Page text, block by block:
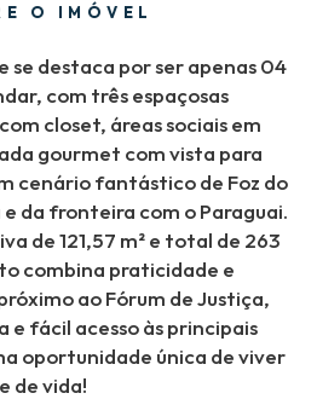
O IMÓVEL
se destaca por ser apenas 04
com três espaçosas
closet, áreas sociais em
gourmet com vista para
cenário fantástico de Foz do
e da fronteira com o Paraguai.
de 121,57 m² e total de 263
combina praticidade e
ao Fórum de Justiça,
fácil acesso às principais
oportunidade única de viver
de vida!